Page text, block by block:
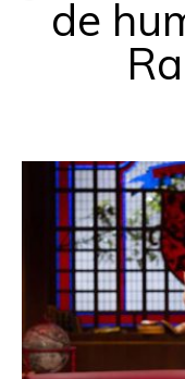
de